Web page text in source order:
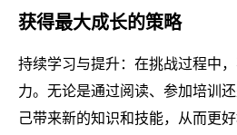
获得最大成长的策略
持续学习与提升：在挑战过程中
力。无论是通过阅读、参加培训
己带来新的知识和技能，从而更好